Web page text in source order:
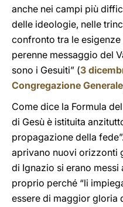
anche nei campi più
delle ideologie, nelle
confronto tra le esigenze
perenne messaggio del
sono i Gesuiti” (3
Congregazione Generale
Come dice la Formula
di Gesù è istituita
propagazione della
aprivano nuovi orizzonti
di Ignazio si erano
proprio perché “li
essere di maggior gloria